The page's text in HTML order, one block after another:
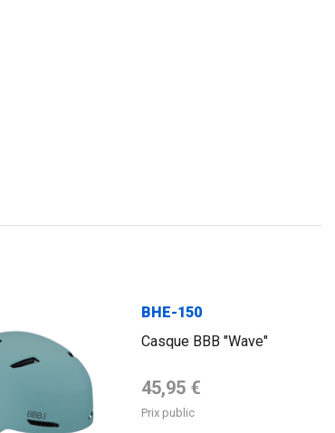
BHE-150
Casque BBB "Wave"
Prix de base
45,95 €
Prix public